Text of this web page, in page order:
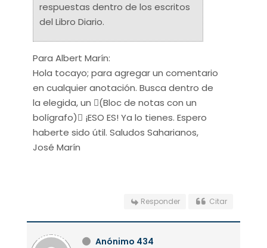
respuestas dentro de los escritos
del Libro Diario.
Para Albert Marín:
Hola tocayo; para agregar un comentario
en cualquier anotación. Busca dentro de
la elegida, un (Bloc de notas con un
bolígrafo) ¡ESO ES! Ya lo tienes. Espero
haberte sido útil. Saludos Saharianos,
José Marín
Responder Citar
Anónimo 434